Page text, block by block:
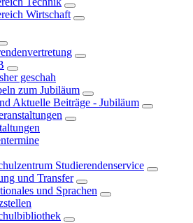
Wirtschaft
geschah
zum Jubiläum
Aktuelle Beiträge - Jubiläum
Studierendenservice
und Transfer
und Sprachen